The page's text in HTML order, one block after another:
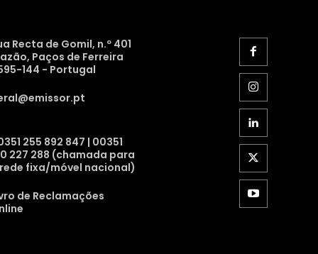
Recta de Gomil, n.º 401
Paços de Ferreira
144 - Portugal
255 892 847 | 00351
227 288 (chamada para
fixa/móvel nacional)
de Reclamações